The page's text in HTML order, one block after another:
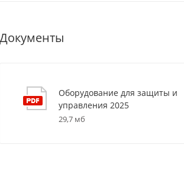
Документы
Оборудование для защиты и
управления 2025
29,7 мб